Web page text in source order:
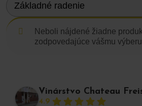
Základné radenie
Neboli nájdené žiadne
zodpovedajúce vášmu
Vinárstvo Chateau
4.9